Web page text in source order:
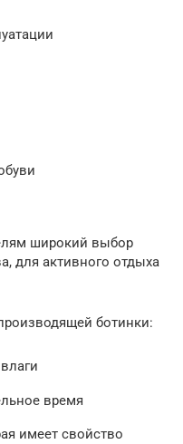
широкий выбор
для активного отдыха
ботинки:
время
имеет свойство